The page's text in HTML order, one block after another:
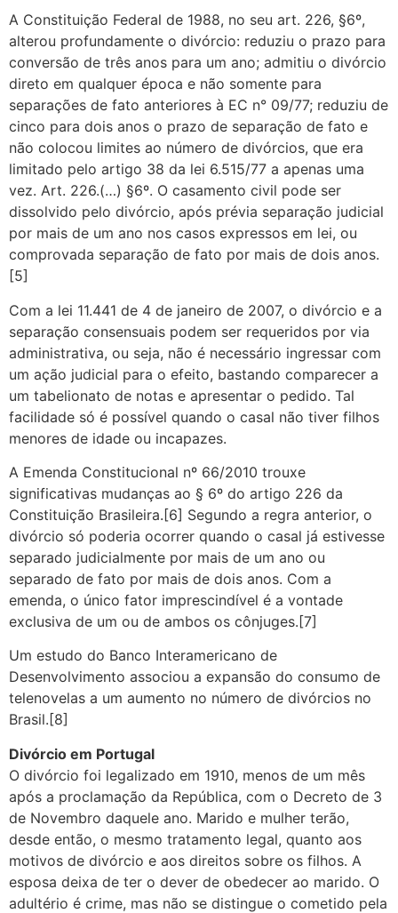
A Constituição Federal de 1988, no seu art. 226, §6º,
alterou profundamente o divórcio: reduziu o prazo para
conversão de três anos para um ano; admitiu o divórcio
direto em qualquer época e não somente para
separações de fato anteriores à EC n° 09/77; reduziu de
cinco para dois anos o prazo de separação de fato e
não colocou limites ao número de divórcios, que era
limitado pelo artigo 38 da lei 6.515/77 a apenas uma
vez. Art. 226.(…) §6º. O casamento civil pode ser
dissolvido pelo divórcio, após prévia separação judicial
por mais de um ano nos casos expressos em lei, ou
comprovada separação de fato por mais de dois anos.
[5]
Com a lei 11.441 de 4 de janeiro de 2007, o divórcio e a
separação consensuais podem ser requeridos por via
administrativa, ou seja, não é necessário ingressar com
um ação judicial para o efeito, bastando comparecer a
um tabelionato de notas e apresentar o pedido. Tal
facilidade só é possível quando o casal não tiver filhos
menores de idade ou incapazes.
A Emenda Constitucional nº 66/2010 trouxe
significativas mudanças ao § 6º do artigo 226 da
Constituição Brasileira.[6] Segundo a regra anterior, o
divórcio só poderia ocorrer quando o casal já estivesse
separado judicialmente por mais de um ano ou
separado de fato por mais de dois anos. Com a
emenda, o único fator imprescindível é a vontade
exclusiva de um ou de ambos os cônjuges.[7]
Um estudo do Banco Interamericano de
Desenvolvimento associou a expansão do consumo de
telenovelas a um aumento no número de divórcios no
Brasil.[8]
Divórcio em Portugal
O divórcio foi legalizado em 1910, menos de um mês
após a proclamação da República, com o Decreto de 3
de Novembro daquele ano. Marido e mulher terão,
desde então, o mesmo tratamento legal, quanto aos
motivos de divórcio e aos direitos sobre os filhos. A
esposa deixa de ter o dever de obedecer ao marido. O
adultério é crime, mas não se distingue o cometido pela